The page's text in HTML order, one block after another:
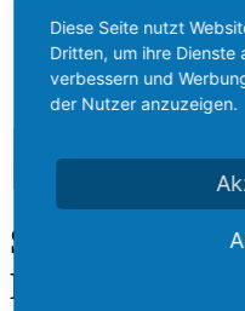
Impressum
Datenschutz
Barrierefreiheit
Städtisches
Meißen
Diese Seite nutzt
Dritten, um ihre
verbessern und
der Nutzer anzuzeigen.